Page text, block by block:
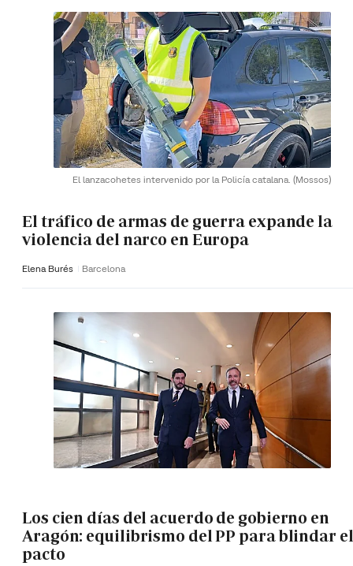
El lanzacohetes intervenido por la Policía catalana. (Mossos)
El tráfico de armas de guerra expande la
violencia del narco en Europa
Elena Burés Barcelona
Los cien días del acuerdo de gobierno en
Aragón: equilibrismo del PP para blindar el
pacto